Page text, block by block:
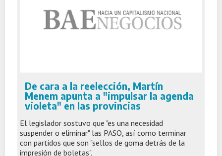
De cara a la reelección, Martín
Menem apunta a "impulsar la agenda
violeta" en las provincias
El legislador sostuvo que "es una necesidad
suspender o eliminar" las PASO, así como terminar
con partidos que son "sellos de goma detrás de la
impresión de boletas".